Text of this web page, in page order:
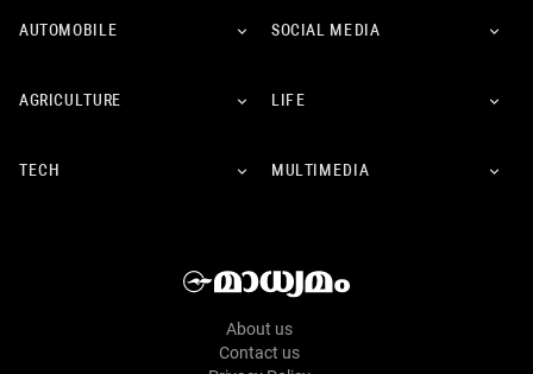
AUTOMOBILE SOCIAL MEDIA
AGRICULTURE LIFE
TECH MULTIMEDIA
About us
Contact us